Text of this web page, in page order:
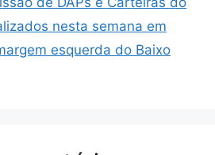
nesta semana em
esquerda do Baixo